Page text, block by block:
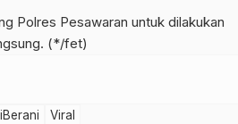
Polres Pesawaran untuk dilakukan
(*/fet)
Viral